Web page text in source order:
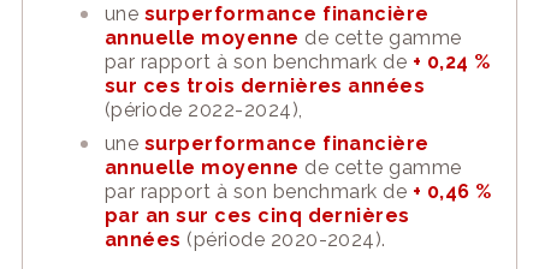
une surperformance financière
annuelle moyenne de cette gamme
par rapport à son benchmark de + 0,24 %
sur ces trois dernières années
(période 2022-2024),
une surperformance financière
annuelle moyenne de cette gamme
par rapport à son benchmark de + 0,46 %
par an sur ces cinq dernières
années (période 2020-2024).